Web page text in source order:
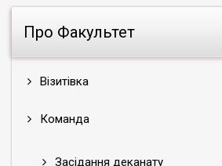
Про Факультет
Візитівка
Команда
Засідання деканату